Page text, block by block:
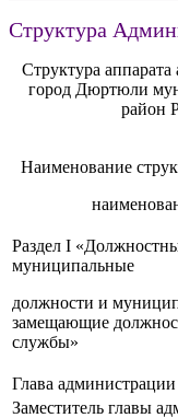
Структура
Структура
город Дюртюли
район
Наименование
Раздел I
муниципальные
должности и
замещающие
службы»
Глава администрации
Заместитель главы